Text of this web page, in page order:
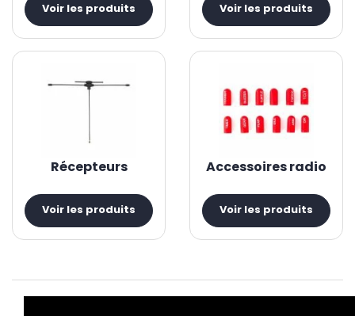
Voir les produits Voir les produits
Récepteurs
Voir les produits
Accessoires radio
Voir les produits